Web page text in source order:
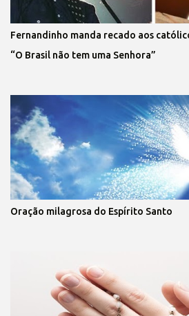
Fernandinho manda recado aos
“O Brasil não tem uma Senhora”
Oração milagrosa do Espírito Santo